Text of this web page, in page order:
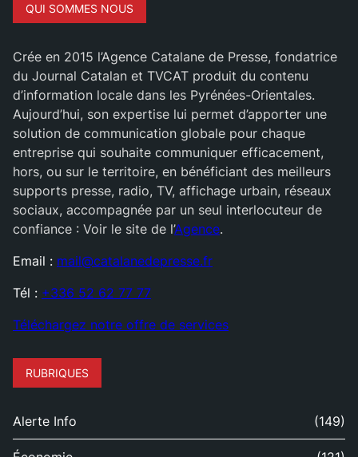
QUI SOMMES NOUS
Crée en 2015 l’Agence Catalane de Presse, fondatrice
du Journal Catalan et TVCAT produit du contenu
d’information locale dans les Pyrénées-Orientales.
Aujourd’hui, son expertise lui permet d’apporter une
solution de communication globale pour chaque
entreprise qui souhaite communiquer efficacement,
hors, ou sur le territoire, en bénéficiant des meilleurs
supports presse, radio, TV, affichage urbain, réseaux
sociaux, accompagnée par un seul interlocuteur de
confiance : Voir le site de l’Agence.
Email : mail@catalanedepresse.fr
Tél : +336 52 62 77 77
Téléchargez notre offre de services
RUBRIQUES
Alerte Info (149)